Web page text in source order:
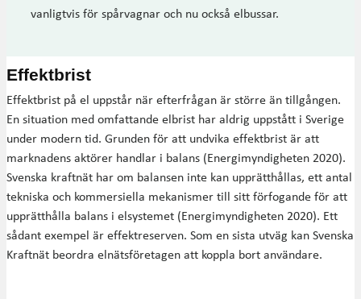
vanligtvis för spårvagnar och nu också elbussar.
Effektbrist
Effektbrist på el uppstår när efterfrågan är större än tillgången.
En situation med omfattande elbrist har aldrig uppstått i Sverige
under modern tid. Grunden för att undvika effektbrist är att
marknadens aktörer handlar i balans (Energimyndigheten 2020).
Svenska kraftnät har om balansen inte kan upprätthållas, ett antal
tekniska och kommersiella mekanismer till sitt förfogande för att
upprätthålla balans i elsystemet (Energimyndigheten 2020). Ett
sådant exempel är effektreserven. Som en sista utväg kan Svenska
Kraftnät beordra elnätsföretagen att koppla bort användare.